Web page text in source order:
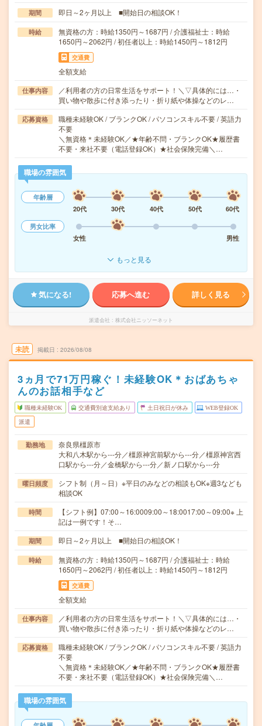
期間 即日～2ヶ月以上 ■開始日の相談OK！
時給
無資格の方：時給1350円～1687円 / 介護福祉士：時給
1650円～2062円 / 初任者以上：時給1450円～1812円
交通費
全額支給
仕事内容
／利用者の方の日常生活をサポート！＼▽具体的には…・
買い物や散歩に付き添ったり・折り紙や体操などのレ…
応募資格
職種未経験OK / ブランクOK / パソコンスキル不要 / 英語力
不要
＼無資格＊未経験OK／★年齢不問・ブランクOK★履歴書
不要・来社不要（電話登録OK）★社会保険完備＼…
職場の雰囲気
年齢層
20代
30代 40代 50代
60代
男女比率
女性
男性
もっと見る
気になる! 応募へ進む 詳しく見る
派遣会社 株式会社ニッソーネット
未読 掲載日 2026/08/08
3ヵ月で71万円稼ぐ！未経験OK＊おばあちゃ
んのお話相手など
職種未経験OK 交通費別途支給あり 土日祝日が休み WEB登録OK
派遣
勤務地
奈良県橿原市
大和八木駅から---分／橿原神宮前駅から---分／橿原神宮西
口駅から---分／金橋駅から---分／新ノ口駅から---分
曜日頻度
シフト制（月～日）※平日のみなどの相談もOK※週3なども
相談OK
時間
【シフト例】07:00～16:0009:00～18:0017:00～09:00※ 上
記は一例です！そ…
期間 即日～2ヶ月以上 ■開始日の相談OK！
時給
無資格の方：時給1350円～1687円 / 介護福祉士：時給
1650円～2062円 / 初任者以上：時給1450円～1812円
交通費
全額支給
仕事内容
／利用者の方の日常生活をサポート！＼▽具体的には…・
買い物や散歩に付き添ったり・折り紙や体操などのレ…
応募資格
職種未経験OK / ブランクOK / パソコンスキル不要 / 英語力
不要
＼無資格＊未経験OK／★年齢不問・ブランクOK★履歴書
不要・来社不要（電話登録OK）★社会保険完備＼…
職場の雰囲気